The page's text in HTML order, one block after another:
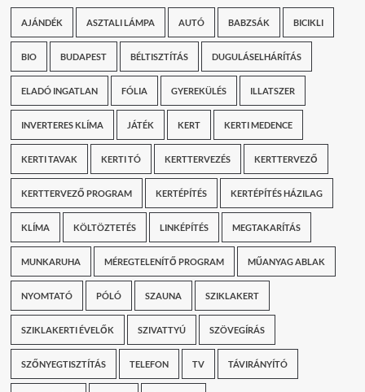
AJÁNDÉK ASZTALI LÁMPA AUTÓ BABZSÁK BICIKLI
BIO BUDAPEST BÉLTISZTÍTÁS DUGULÁSELHÁRÍTÁS
ELADÓ INGATLAN FÓLIA GYEREKÜLÉS ILLATSZER
INVERTERES KLÍMA JÁTÉK KERT KERTI MEDENCE
KERTI TAVAK KERTI TÓ KERTTERVEZÉS KERTTERVEZŐ
KERTTERVEZŐ PROGRAM KERTÉPÍTÉS KERTÉPÍTÉS HÁZILAG
KLÍMA KÖLTÖZTETÉS LINKÉPÍTÉS MEGTAKARÍTÁS
MUNKARUHA MÉREGTELENÍTŐ PROGRAM MŰANYAG ABLAK
NYOMTATÓ PÓLÓ SZAUNA SZIKLAKERT
SZIKLAKERTI ÉVELŐK SZIVATTYÚ SZÖVEGÍRÁS
SZŐNYEGTISZTÍTÁS TELEFON TV TÁVIRÁNYÍTÓ